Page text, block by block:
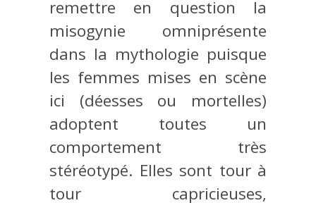
remettre en question la
misogynie omniprésente
dans la mythologie puisque
les femmes mises en scène
ici (déesses ou mortelles)
adoptent toutes un
comportement très
stéréotypé. Elles sont tour à
tour capricieuses,